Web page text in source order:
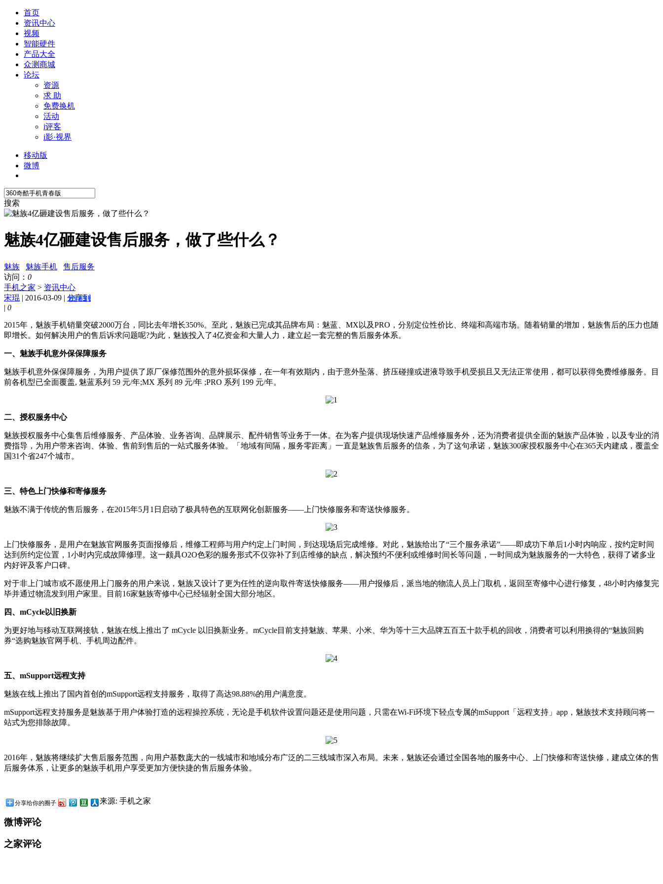
首页
资讯中心
视频
智能硬件
产品大全
众测商城
论坛
资源
求 助
免费换机
活动
i评客
i影·视界
移动版
微博
搜索
魅族4亿砸建设售后服务，做了些什么？
魅族 魅族手机
售后服务
访问： 0
手机之家 > 资讯中心
宋琨 | 2016-03-09 | 分享到
| 0
2015年，魅族手机销量突破2000万台，同比去年增长350%。至此，魅族已完成其品牌布局：魅蓝、MX以及PRO，分别定位性价比、终端和高端市场。随着销量的增加，魅族售后的压力也随
即增长。如何解决用户的售后诉求问题呢?为此，魅族投入了4亿资金和大量人力，建立起一套完整的售后服务体系。
一、魅族手机意外保保障服务
魅族手机意外保保障服务，为用户提供了原厂保修范围外的意外损坏保修，在一年有效期内，由于意外坠落、挤压碰撞或进液导致手机受损且又无法正常使用，都可以获得免费维修服务。目
前各机型已全面覆盖, 魅蓝系列 59 元/年;MX 系列 89 元/年 ;PRO 系列 199 元/年。
二、授权服务中心
魅族授权服务中心集售后维修服务、产品体验、业务咨询、品牌展示、配件销售等业务于一体。在为客户提供现场快速产品维修服务外，还为消费者提供全面的魅族产品体验，以及专业的消
费指导，为用户带来咨询、体验、售前到售后的一站式服务体验。「地域有间隔，服务零距离」一直是魅族售后服务的信条，为了这句承诺，魅族300家授权服务中心在365天内建成，覆盖全
国31个省247个城市。
三、特色上门快修和寄修服务
魅族不满于传统的售后服务，在2015年5月1日启动了极具特色的互联网化创新服务——上门快修服务和寄送快修服务。
上门快修服务，是用户在魅族官网服务页面报修后，维修工程师与用户约定上门时间，到达现场后完成维修。对此，魅族给出了“三个服务承诺”——即成功下单后1小时内响应，按约定时间
达到所约定位置，1小时内完成故障修理。这一颇具O2O色彩的服务形式不仅弥补了到店维修的缺点，解决预约不便利或维修时间长等问题，一时间成为魅族服务的一大特色，获得了诸多业
内好评及客户口碑。
对于非上门城市或不愿使用上门服务的用户来说，魅族又设计了更为任性的逆向取件寄送快修服务——用户报修后，派当地的物流人员上门取机，返回至寄修中心进行修复，48小时内修复完
毕并通过物流发到用户家里。目前16家魅族寄修中心已经辐射全国大部分地区。
四、mCycle以旧换新
为更好地与移动互联网接轨，魅族在线上推出了 mCycle 以旧换新业务。mCycle目前支持魅族、苹果、小米、华为等十三大品牌五百五十款手机的回收，消费者可以利用换得的“魅族回购
券“选购魅族官网手机、手机周边配件。
五、mSupport远程支持
魅族在线上推出了国内首创的mSupport远程支持服务，取得了高达98.88%的用户满意度。
mSupport远程支持服务是魅族基于用户体验打造的远程操控系统，无论是手机软件设置问题还是使用问题，只需在Wi-Fi环境下轻点专属的mSupport「远程支持」app，魅族技术支持顾问将一
站式为您排除故障。
2016年，魅族将继续扩大售后服务范围，向用户基数庞大的一线城市和地域分布广泛的二三线城市深入布局。未来，魅族还会通过全国各地的服务中心、上门快修和寄送快修，建成立体的售
后服务体系，让更多的魅族手机用户享受更加方便快捷的售后服务体验。
分享给你的圈子 来源: 手机之家
微博评论
之家评论